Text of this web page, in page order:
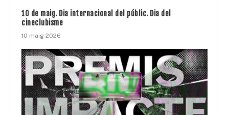
10 de maig. Dia internacional del públic. Dia del
cineclubisme
10 maig 2026